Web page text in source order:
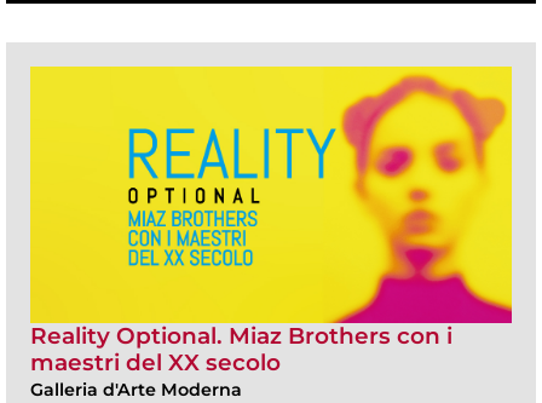
Reality Optional. Miaz Brothers con i
maestri del XX secolo
Galleria d'Arte Moderna